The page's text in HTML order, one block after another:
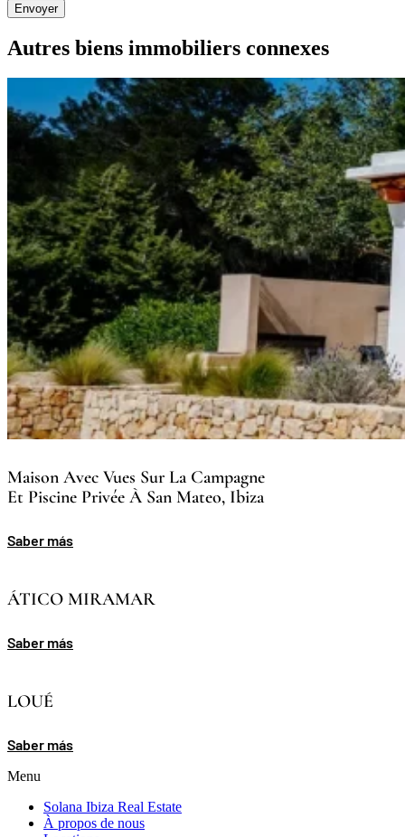
Envoyer
Autres biens immobiliers connexes
Maison Avec Vues Sur La Campagne
Et Piscine Privée À San Mateo, Ibiza
Saber más
ÁTICO MIRAMAR
Saber más
LOUÉ
Saber más
Menu
Solana Ibiza Real Estate
À propos de nous